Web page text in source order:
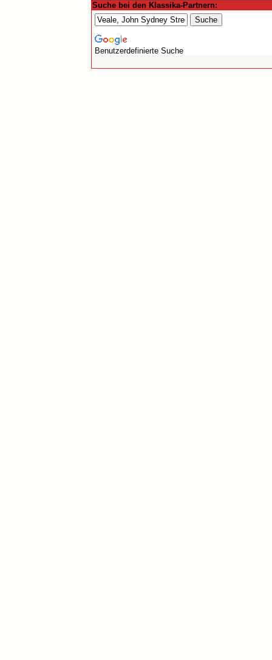
Suche bei den Klassika-Partnern:
Benutzerdefinierte Suche